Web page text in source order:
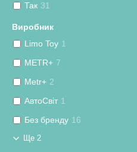
Так 31
Виробник
Limo Toy 1
METR+ 7
Metr+ 2
АвтоСвіт 1
Без бренду 16
Ще 2